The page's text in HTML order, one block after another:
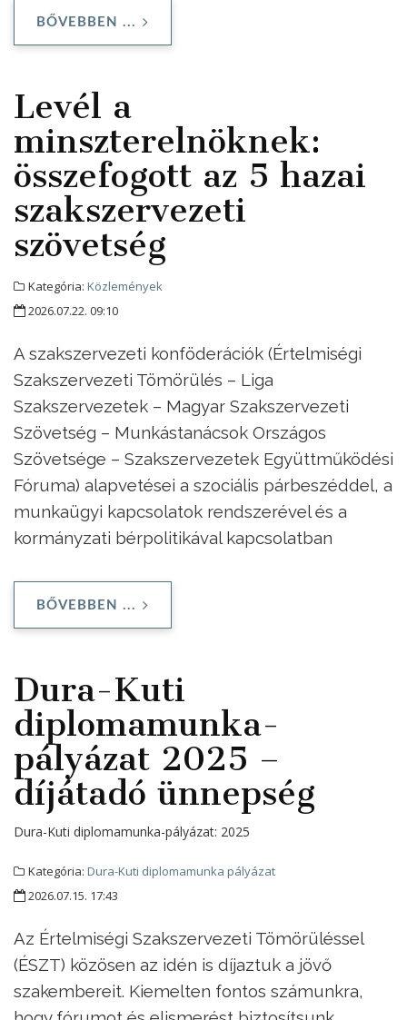
BŐVEBBEN ...
Levél a
minszterelnöknek:
összefogott az 5 hazai
szakszervezeti
szövetség
Kategória: Közlemények
2026.07.22. 09:10
A szakszervezeti konföderációk (Értelmiségi
Szakszervezeti Tömörülés – Liga
Szakszervezetek – Magyar Szakszervezeti
Szövetség – Munkástanácsok Országos
Szövetsége – Szakszervezetek Együttműködési
Fóruma) alapvetései a szociális párbeszéddel, a
munkaügyi kapcsolatok rendszerével és a
kormányzati bérpolitikával kapcsolatban
BŐVEBBEN ...
Dura-Kuti
diplomamunka-
pályázat 2025 –
díjátadó ünnepség
Dura-Kuti diplomamunka-pályázat: 2025
Kategória: Dura-Kuti diplomamunka pályázat
2026.07.15. 17:43
Az Értelmiségi Szakszervezeti Tömörüléssel
(ÉSZT) közösen az idén is díjaztuk a jövő
szakembereit. Kiemelten fontos számunkra,